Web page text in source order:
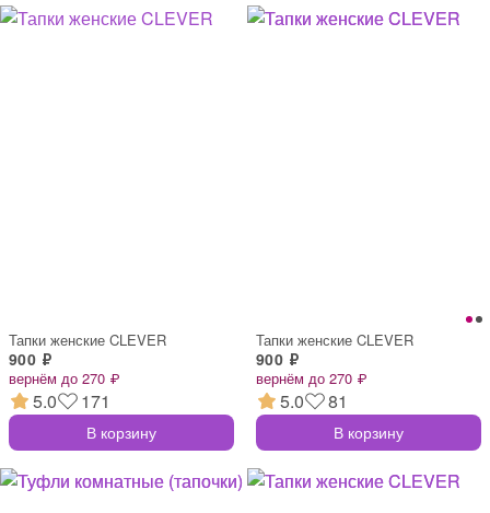
Тапки женские CLEVER
900 ₽
вернём до 270 ₽
5.0 171
В корзину
Тапки женские CLEVER
900 ₽
вернём до 270 ₽
5.0 81
В корзину